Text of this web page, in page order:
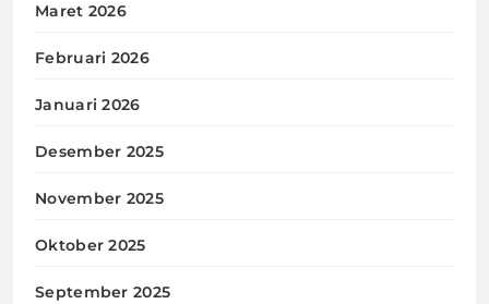
Maret 2026
Februari 2026
Januari 2026
Desember 2025
November 2025
Oktober 2025
September 2025